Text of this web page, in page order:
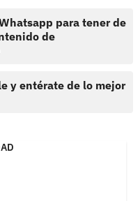
para tener de
de
y entérate de lo mejor